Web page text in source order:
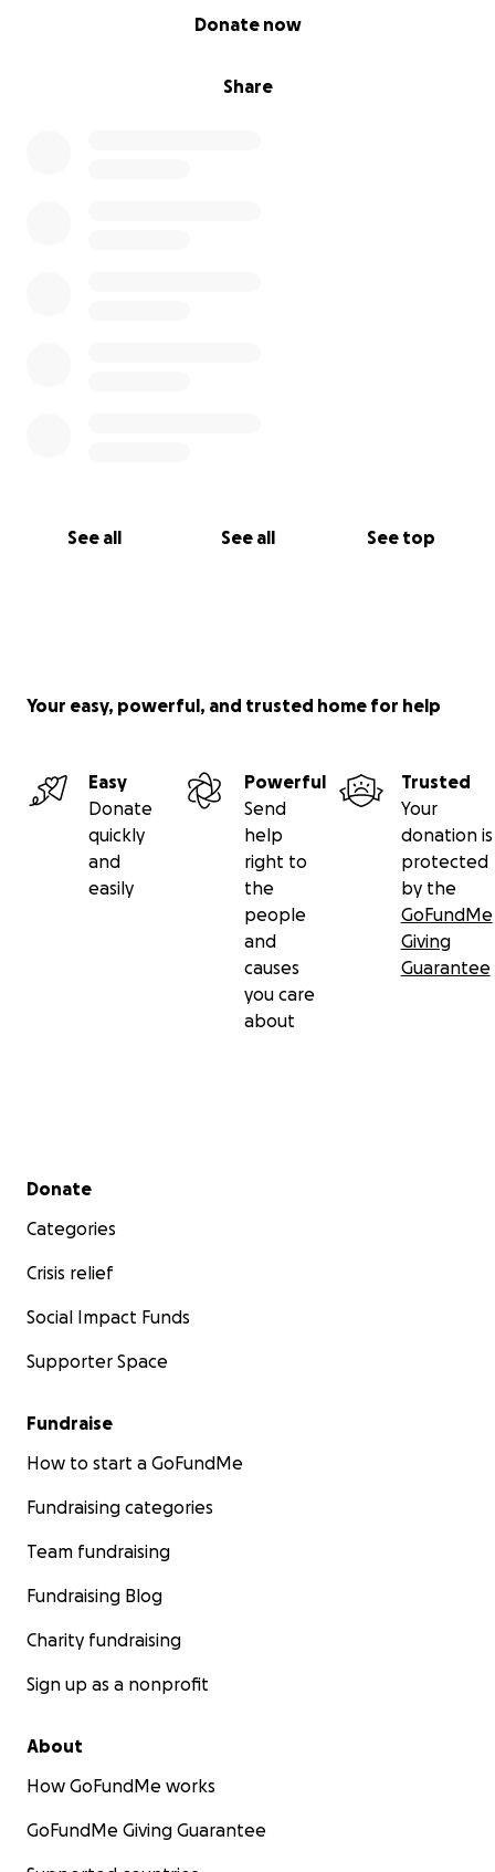
Share
Donate now
See all See all See top
aandacht te vragen voor iets waar veel mensen niet
doneren. Net als bij mensen is hondenbloed in
Your easy, powerful, and trusted home for help
Easy
Donate
quickly
and
easily
Powerful
Send
help
right to
the
people
and
causes
you care
about
Trusted
Your
donation is
protected
by the
GoFundMe
Giving
Guarantee
Secondary menu
Donate
Categories
Crisis relief
Social Impact Funds
Supporter Space
Fundraise
How to start a GoFundMe
Fundraising categories
Team fundraising
Fundraising Blog
Charity fundraising
Sign up as a nonprofit
About
How GoFundMe works
GoFundMe Giving Guarantee